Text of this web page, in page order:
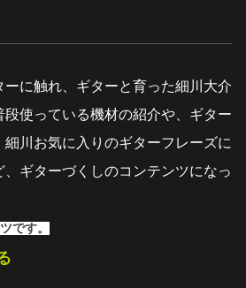
に触れ、ギターと育った細川大介
使っている機材の紹介や、ギター
川お気に入りのギターフレーズに
ギターづくしのコンテンツになっ
です。